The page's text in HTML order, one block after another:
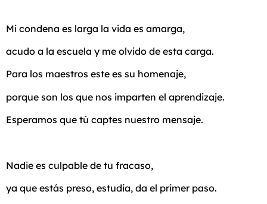
Mi condena es larga la vida es amarga,
acudo a la escuela y me olvido de esta carga.
Para los maestros este es su homenaje,
porque son los que nos imparten el aprendizaje.
Esperamos que tú captes nuestro mensaje.
Nadie es culpable de tu fracaso,
ya que estás preso, estudia, da el primer paso.